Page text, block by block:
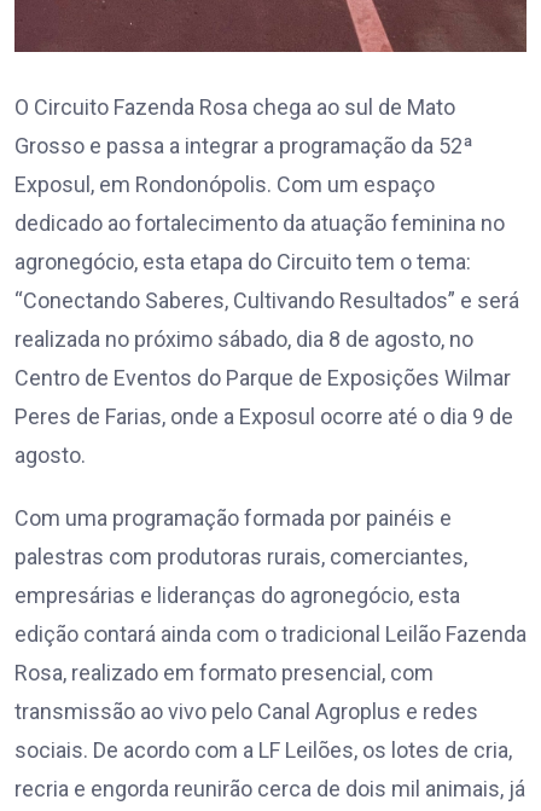
O Circuito Fazenda Rosa chega ao sul de Mato
Grosso e passa a integrar a programação da 52ª
Exposul, em Rondonópolis. Com um espaço
dedicado ao fortalecimento da atuação feminina no
agronegócio, esta etapa do Circuito tem o tema:
“Conectando Saberes, Cultivando Resultados” e será
realizada no próximo sábado, dia 8 de agosto, no
Centro de Eventos do Parque de Exposições Wilmar
Peres de Farias, onde a Exposul ocorre até o dia 9 de
agosto.
Com uma programação formada por painéis e
palestras com produtoras rurais, comerciantes,
empresárias e lideranças do agronegócio, esta
edição contará ainda com o tradicional Leilão Fazenda
Rosa, realizado em formato presencial, com
transmissão ao vivo pelo Canal Agroplus e redes
sociais. De acordo com a LF Leilões, os lotes de cria,
recria e engorda reunirão cerca de dois mil animais, já